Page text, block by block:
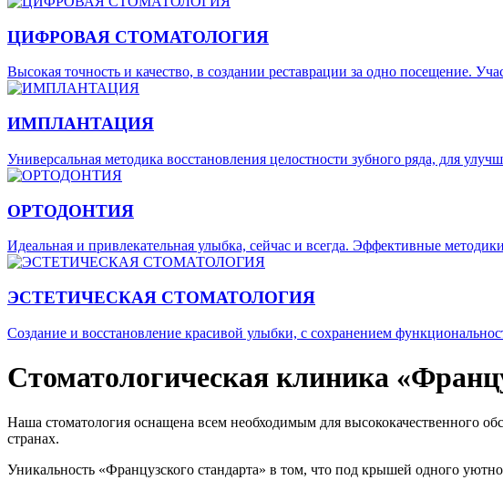
ЦИФРОВАЯ СТОМАТОЛОГИЯ
Высокая точность и качество, в создании реставрации за одно посещение.
ИМПЛАНТАЦИЯ
Универсальная методика восстановления целостности зубного ряда, для
ОРТОДОНТИЯ
Идеальная и привлекательная улыбка, сейчас и всегда. Эффективные
ЭСТЕТИЧЕСКАЯ СТОМАТОЛОГИЯ
Создание и восстановление красивой улыбки, с сохранением
Стоматологическая клиника
Наша стоматология оснащена всем необходимым для высококачественного
странах.
Уникальность «Французского стандарта» в том, что под крышей одного